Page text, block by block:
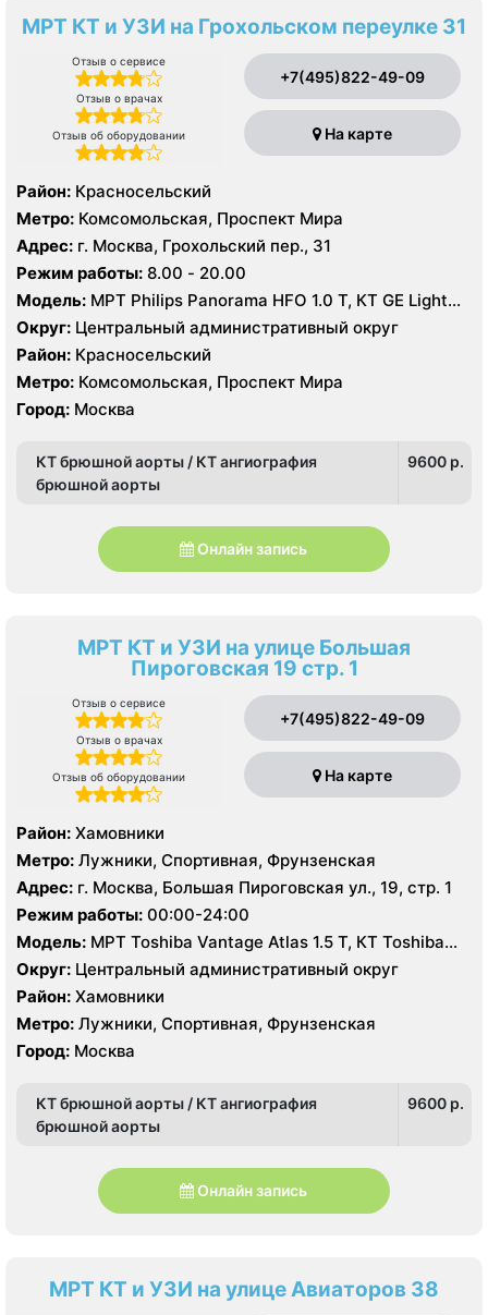
МРТ КТ и УЗИ на Грохольском переулке 31
Отзыв о сервисе
Отзыв о врачах
Отзыв об оборудовании
+7(495)822-49-09
На карте
Район: Красносельский
Метро: Комсомольская, Проспект Мира
Адрес: г. Москва, Грохольский пер., 31
Режим работы: 8.00 - 20.00
Модель: МРТ Philips Panorama HFO 1.0 Т, КТ GE Light
Speed 64 среза, УЗИ Philips iU22, GE Logiq 7, Siemens
Acuson S2000, GE Vivid E9
Округ: Центральный административный округ
Район: Красносельский
Метро: Комсомольская, Проспект Мира
Город: Москва
КТ брюшной аорты / КТ ангиография
брюшной аорты
9600 p.
Онлайн запись
МРТ КТ и УЗИ на улице Большая
Пироговская 19 стр. 1
Отзыв о сервисе
Отзыв о врачах
Отзыв об оборудовании
+7(495)822-49-09
На карте
Район: Хамовники
Метро: Лужники, Спортивная, Фрунзенская
Адрес: г. Москва, Большая Пироговская ул., 19, стр. 1
Режим работы: 00:00-24:00
Модель: МРТ Toshiba Vantage Atlas 1.5 Т, КТ Toshiba
Aquilion CXL 128 срезов, УЗИ Hitachi-Aloka Prosound
Alpha7, GE LOGIQ S7
Округ: Центральный административный округ
Район: Хамовники
Метро: Лужники, Спортивная, Фрунзенская
Город: Москва
КТ брюшной аорты / КТ ангиография
брюшной аорты
9600 p.
Онлайн запись
МРТ КТ и УЗИ на улице Авиаторов 38